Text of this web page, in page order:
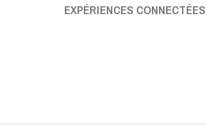
EXPÉRIENCES CONNECTÉES